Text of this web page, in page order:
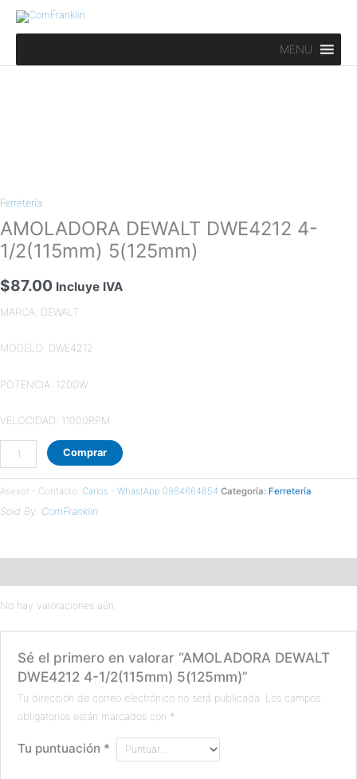
MENU
Ferretería
AMOLADORA DEWALT DWE4212 4-
1/2(115mm) 5(125mm)
$87.00 Incluye IVA
MARCA: DEWALT
MODELO: DWE4212
POTENCIA: 1200W
VELOCIDAD: 11000RPM
DWE4212
4-
1/2(115mm)
5(125mm)
cantidad
Comprar
Asesor - Contacto: Carlos - WhastApp 0984664654 Categoría: Ferretería
Sold By: ComFranklin
No hay valoraciones aún.
Sé el primero en valorar “AMOLADORA DEWALT
DWE4212 4-1/2(115mm) 5(125mm)”
Tu dirección de correo electrónico no será publicada. Los campos
obligatorios están marcados con *
Tu puntuación *